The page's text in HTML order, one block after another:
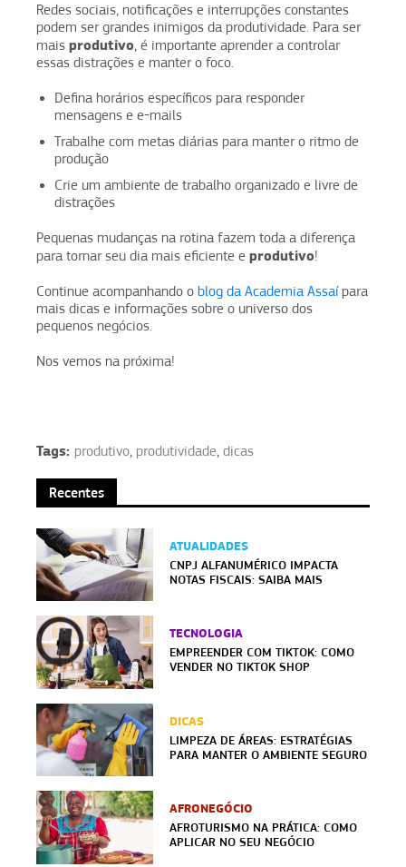
Redes sociais, notificações e interrupções constantes
podem ser grandes inimigos da produtividade. Para ser
mais produtivo, é importante aprender a controlar
essas distrações e manter o foco.
Defina horários específicos para responder
mensagens e e-mails
Trabalhe com metas diárias para manter o ritmo de
produção
Crie um ambiente de trabalho organizado e livre de
distrações
Pequenas mudanças na rotina fazem toda a diferença
para tornar seu dia mais eficiente e produtivo!
Continue acompanhando o blog da Academia Assaípara
mais dicas e informações sobre o universo dos
pequenos negócios.
Nos vemos na próxima!
Tags: produtivo, produtividade, dicas
Recentes
ATUALIDADES
CNPJ ALFANUMÉRICO IMPACTA
NOTAS FISCAIS: SAIBA MAIS
TECNOLOGIA
EMPREENDER COM TIKTOK: COMO
VENDER NO TIKTOK SHOP
DICAS
LIMPEZA DE ÁREAS: ESTRATÉGIAS
PARA MANTER O AMBIENTE SEGURO
AFRONEGÓCIO
AFROTURISMO NA PRÁTICA: COMO
APLICAR NO SEU NEGÓCIO